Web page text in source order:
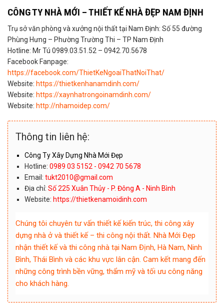
CÔNG TY NHÀ MỚI – THIẾT KẾ NHÀ ĐẸP NAM ĐỊNH
Trụ sở văn phòng và xưởng nội thất tại Nam Định: Số 55 đường
Phùng Hưng – Phường Trường Thi – TP Nam Định
Hotline: Mr Tú 0989.03.51.52 – 0942.70.5678
Facebook Fanpage:
https://facebook.com/ThietKeNgoaiThatNoiThat/
Website: https://thietkenhanamdinh.com/
Website: https://xaynhatrongoinamdinh.com/
Website: http://nhamoidep.com/
Thông tin liên hệ:
Công Ty Xây Dựng Nhà Mới Đẹp
Hotline: 0989 03 5152 - 0942 70 5678
Email: tukt2010@gmail.com
Địa chỉ: Số 225 Xuân Thủy - P. Đông A - Ninh Bình
Website: https://thietkenamoidinh.com
Chúng tôi chuyên tư vấn thiết kế kiến trúc, thi công xây
dựng nhà ở và thiết kế – thi công nội thất. Nhà Mới Đẹp
nhận thiết kế và thi công nhà tại Nam Định, Hà Nam, Ninh
Bình, Thái Bình và các khu vực lân cận. Cam kết mang đến
những công trình bền vững, thẩm mỹ và tối ưu công năng
cho khách hàng.